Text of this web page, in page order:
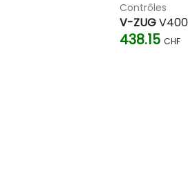
Contrôles
V-ZUG
438.15 CHF